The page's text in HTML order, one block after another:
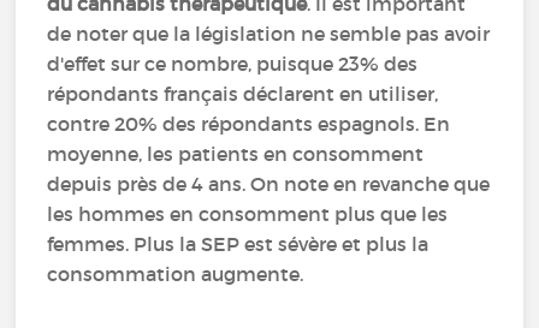
de noter que la législation ne semble pas avoir
d'effet sur ce nombre, puisque 23% des
répondants français déclarent en utiliser,
contre 20% des répondants espagnols. En
moyenne, les patients en consomment
depuis près de 4 ans. On note en revanche que
les hommes en consomment plus que les
femmes. Plus la SEP est sévère et plus la
consommation augmente.